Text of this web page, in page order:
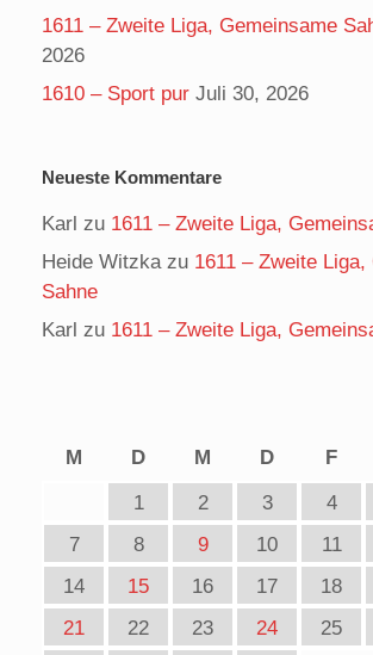
1611 – Zweite Liga, Gemeinsame
2026
1610 – Sport pur Juli 30, 2026
Neueste Kommentare
Karl zu 1611 – Zweite Liga,
Heide Witzkazu 1611 – Zweite
Sahne
Karl zu 1611 – Zweite Liga,
M
D M D F
1
2 3 4
7
8 9 10 11
14
15 16 17 18
21
22 23 24 25